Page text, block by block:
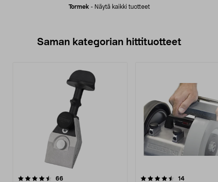
Tormek- Näytä kaikki tuotteet
Saman kategorian hittituotteet
66arvostelut
4.5 viidestä
14arvostelut
5.0 viidestä